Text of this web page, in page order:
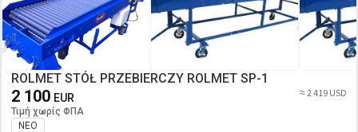
ROLMET STÓŁ PRZEBIERCZY ROLMET SP-1
2 100 EUR
Τιμή χωρίς ΦΠΑ
≈ 2 419 USD
ΝΈΟ